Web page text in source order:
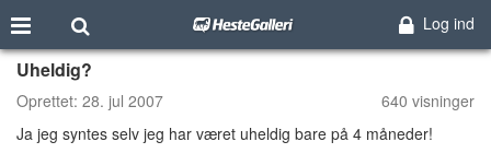
Log ind
Uheldig?
Oprettet: 28. jul 2007
640 visninger
Ja jeg syntes selv jeg har været uheldig bare på 4 måneder!